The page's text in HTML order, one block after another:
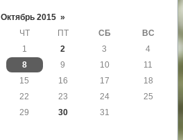
Октябрь 2015 »
ЧТ ПТ СБ
ВС
1
2 3
4
8 9 10
11
15 16 17
18
22 23 24
25
29 30 31